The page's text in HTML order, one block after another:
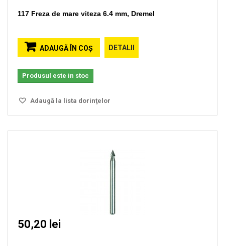
117 Freza de mare viteza 6.4 mm, Dremel
ADAUGĂ ÎN COŞ DETALII
Produsul este in stoc
Adaugă la lista dorinţelor
50,20 lei